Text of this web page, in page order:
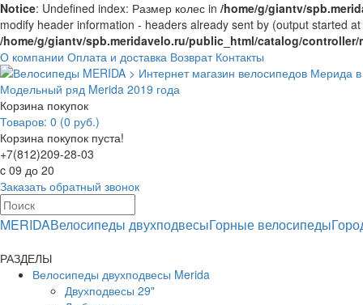
Notice: Undefined index: Размер колес in /home/g/giantv/
modify header information - headers already sent by (output started
/home/g/giantv/spb.meridavelo.ru/public_html/catalog/
О компании Оплата и доставка Возврат Контакты
Модельный ряд Merida 2019 года
Корзина покупок
Товаров: 0 (0 руб.)
Корзина покупок пуста!
+7(812)209-28-03
c 09 до 20
Заказать обратный звонок
MERIDAВелосипеды двухподвесыГорные велосипеды
РАЗДЕЛЫ
Велосипеды двухподвесы Merida
Двухподвесы 29"